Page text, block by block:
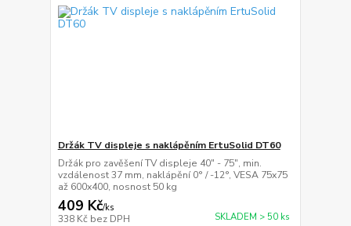
Držák TV displeje s naklápěním ErtuSolid DT60
Držák pro zavěšení TV displeje 40" - 75", min.
vzdálenost 37 mm, naklápění 0° / -12°, VESA 75x75
až 600x400, nosnost 50 kg
409 Kč/ks
338 Kč bez DPH SKLADEM > 50 ks